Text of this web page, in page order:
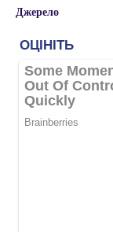
Джерело